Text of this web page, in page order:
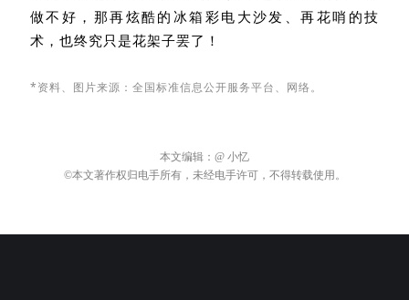
毕竟，新能源汽车的下半场，如果连
术，也终究只是花架子罢了！